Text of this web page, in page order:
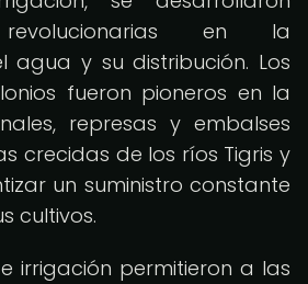
revolucionarias en la
agua y su distribución. Los
fueron pioneros en la
represas y embalses
crecidas de los ríos Tigris y
un suministro constante
cultivos.
irrigación permitieron a las